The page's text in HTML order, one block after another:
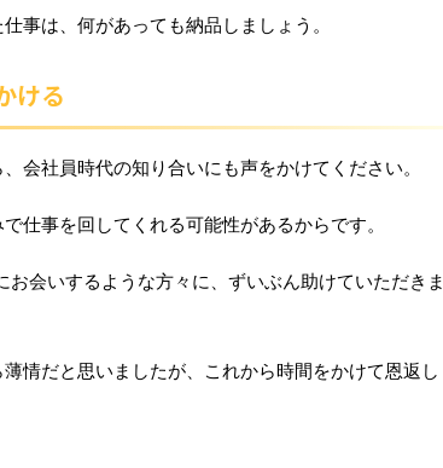
事は、何があっても納品しましょう。
ける
会社員時代の知り合いにも声をかけてください。
仕事を回してくれる可能性があるからです。
会いするような方々に、ずいぶん助けていただきま
情だと思いましたが、これから時間をかけて恩返し